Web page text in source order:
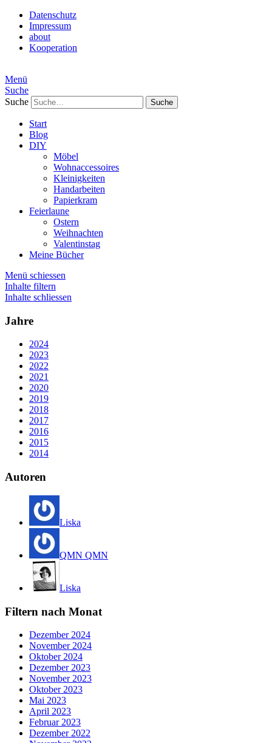
Datenschutz
Impressum
about
Kooperation
Menü
Suche
Suche
Start
Blog
DIY
Möbel
Wohnaccessoires
Kleinigkeiten
Handarbeiten
Papierkram
Feierlaune
Ostern
Weihnachten
Valentinstag
Meine Bücher
Menü schiessen
Inhalte filtern
Inhalte schliessen
Jahre
2024
2023
2022
2021
2020
2019
2018
2017
2016
2015
2014
Autoren
Liska
QMN QMN
Liska
Filtern nach Monat
Dezember 2024
November 2024
Oktober 2024
Dezember 2023
November 2023
Oktober 2023
Mai 2023
April 2023
Februar 2023
Dezember 2022